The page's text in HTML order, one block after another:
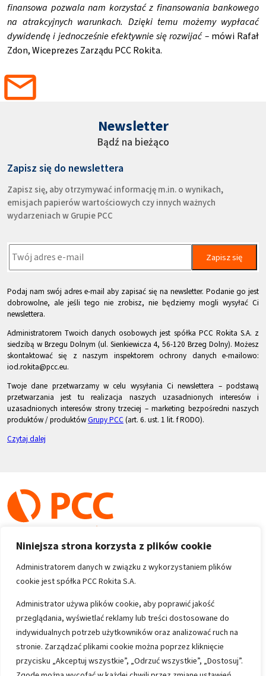
Niniejsza strona korzysta z plików cookie
Administratorem danych w związku z wykorzystaniem plików
cookie jest spółka PCC Rokita S.A.
Administrator używa plików cookie, aby poprawić jakość
przeglądania, wyświetlać reklamy lub treści dostosowane do
indywidualnych potrzeb użytkowników oraz analizować ruch na
stronie. Zarządzać plikami cookie można poprzez kliknięcie
przycisku „Akceptuj wszystkie”, „Odrzuć wszystkie”, „Dostosuj”.
finansowa pozwala nam korzystać z finansowania bankowego
na atrakcyjnych warunkach. Dzięki temu możemy wypłacać
dywidendę i jednocześnie efektywnie się rozwijać – mówi Rafał
Zdon, Wiceprezes Zarządu PCC Rokita.
Newsletter
Bądź na bieżąco
Zapisz się do newslettera
Zapisz się, aby otrzymywać informację m.in. o wynikach,
emisjach papierów wartościowych czy innych ważnych
wydarzeniach w Grupie PCC
Zapisz się
Podaj nam swój adres e-mail aby zapisać się na newsletter. Podanie go jest
dobrowolne, ale jeśli tego nie zrobisz, nie będziemy mogli wysyłać Ci
newslettera.
Administratorem Twoich danych osobowych jest spółka PCC Rokita S.A. z
siedzibą w Brzegu Dolnym (ul. Sienkiewicza 4, 56-120 Brzeg Dolny). Możesz
skontaktować się z naszym inspektorem ochrony danych e-mailowo:
iod.rokita@pcc.eu.
Twoje dane przetwarzamy w celu wysyłania Ci newslettera – podstawą
przetwarzania jest tu realizacja naszych uzasadnionych interesów i
uzasadnionych interesów strony trzeciej – marketing bezpośredni naszych
produktów / produktówGrupy PCC (art. 6. ust. 1 lit. f RODO).
Czytaj dalej
Copyright 1996-2026
Wszystkie prawa zastrzeżone
Informacje